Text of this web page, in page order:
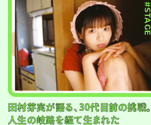
#STAGE
田村芽実が語る、30代目前の挑戦。
人生の岐路を経て生まれた